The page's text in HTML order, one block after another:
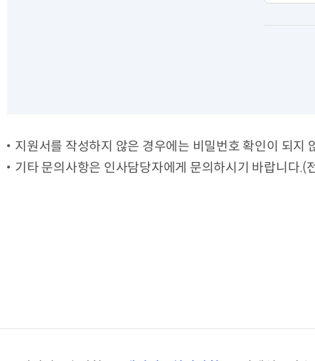
지원서를 작성하지 않은 경우에는 비밀번호 확인이 되지
기타 문의사항은 인사담당자에게 문의하시기 바랍니